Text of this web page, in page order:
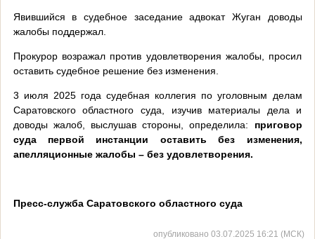
Явившийся в судебное заседание адвокат Жуган доводы
жалобы поддержал.
Прокурор возражал против удовлетворения жалобы, просил
оставить судебное решение без изменения.
3 июля 2025 года судебная коллегия по уголовным делам
Саратовского областного суда, изучив материалы дела и
доводы жалоб, выслушав стороны, определила: приговор
суда первой инстанции оставить без изменения,
апелляционные жалобы – без удовлетворения.
Пресс-служба Саратовского областного суда
опубликовано 03.07.2025 16:21 (МСК)